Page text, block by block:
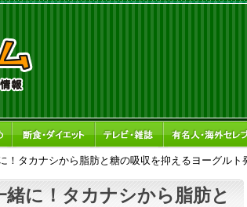
！タカナシから脂肪と糖の吸収を抑えるヨーグルト
緒に！タカナシから脂肪と